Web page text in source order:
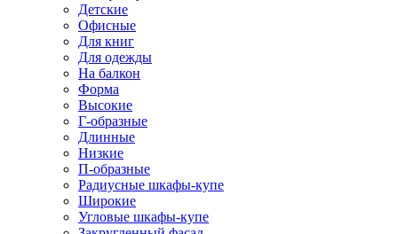
Детские
Офисные
Для книг
Для одежды
На балкон
Форма
Высокие
Г-образные
Длинные
Низкие
П-образные
Радиусные шкафы-купе
Широкие
Угловые шкафы-купе